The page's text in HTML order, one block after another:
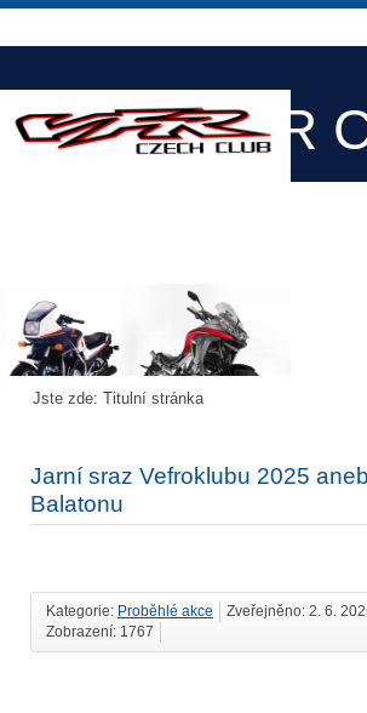
Honda VFR
Jste zde: Titulní stránka
Jarní sraz Vefroklubu 2025
Balatonu
Kategorie: Proběhlé akce
Zveřejněno: 2. 6.
Zobrazení: 1767